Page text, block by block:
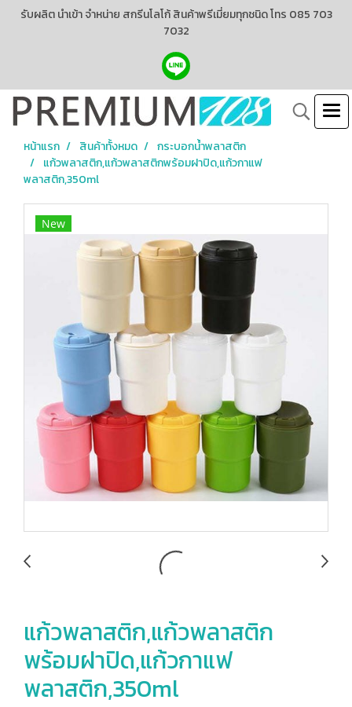
รับผลิต นำเข้า จำหน่าย สกรีนโลโก้ สินค้าพรีเมี่ยมทุกชนิด โทร 085 703
7032
หน้าแรก สินค้าทั้งหมด
กระบอกน้ำพลาสติก
แก้วพลาสติก,แก้วพลาสติกพร้อมฝาปิด,แก้วกาแฟ
พลาสติก,350ml
New
แก้วพลาสติก,แก้วพลาสติก
พร้อมฝาปิด,แก้วกาแฟ
พลาสติก,350ml